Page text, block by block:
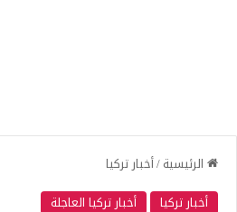
الرئيسية/أخبار تركيا
أخبار تركيا
أخبار تركيا العاجلة